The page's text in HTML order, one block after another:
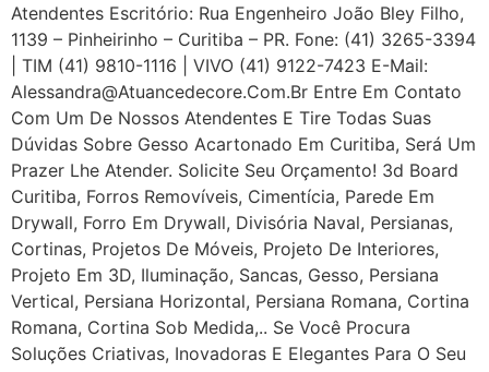
Atendentes Escritório: Rua Engenheiro João Bley Filho,
1139 – Pinheirinho – Curitiba – PR. Fone: (41) 3265-3394
| TIM (41) 9810-1116 | VIVO (41) 9122-7423 E-Mail:
Alessandra@atuancedecore.com.br Entre Em Contato
Com Um De Nossos Atendentes E Tire Todas Suas
Dúvidas Sobre Gesso Acartonado Em Curitiba, Será Um
Prazer Lhe Atender. Solicite Seu Orçamento! 3d Board
Curitiba, Forros Removíveis, Cimentícia, Parede Em
Drywall, Forro Em Drywall, Divisória Naval, Persianas,
Cortinas, Projetos De Móveis, Projeto De Interiores,
Projeto Em 3D, Iluminação, Sancas, Gesso, Persiana
Vertical, Persiana Horizontal, Persiana Romana, Cortina
Romana, Cortina Sob Medida,.. Se Você Procura
Soluções Criativas, Inovadoras E Elegantes Para O Seu